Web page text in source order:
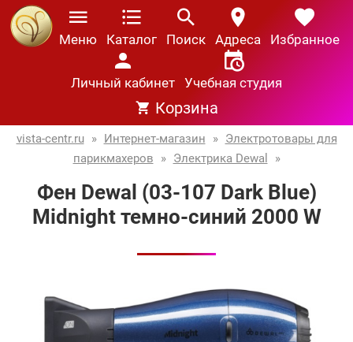
Меню Каталог Поиск Адреса Избранное
Личный кабинет Учебная студия
Корзина
vista-centr.ru » Интернет-магазин » Электротовары для
парикмахеров
» Электрика Dewal »
Фен Dewal (03-107 Dark Blue)
Midnight темно-синий 2000 W